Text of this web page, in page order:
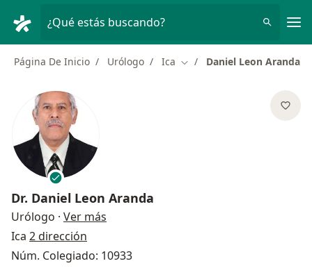
¿Qué estás buscando?
Página De Inicio Urólogo Ica Cambiar de ciudad
Daniel Leon Aranda
Dr. Daniel Leon Aranda
Urólogo · Ver más
Ica 2 dirección
Núm. Colegiado: 10933